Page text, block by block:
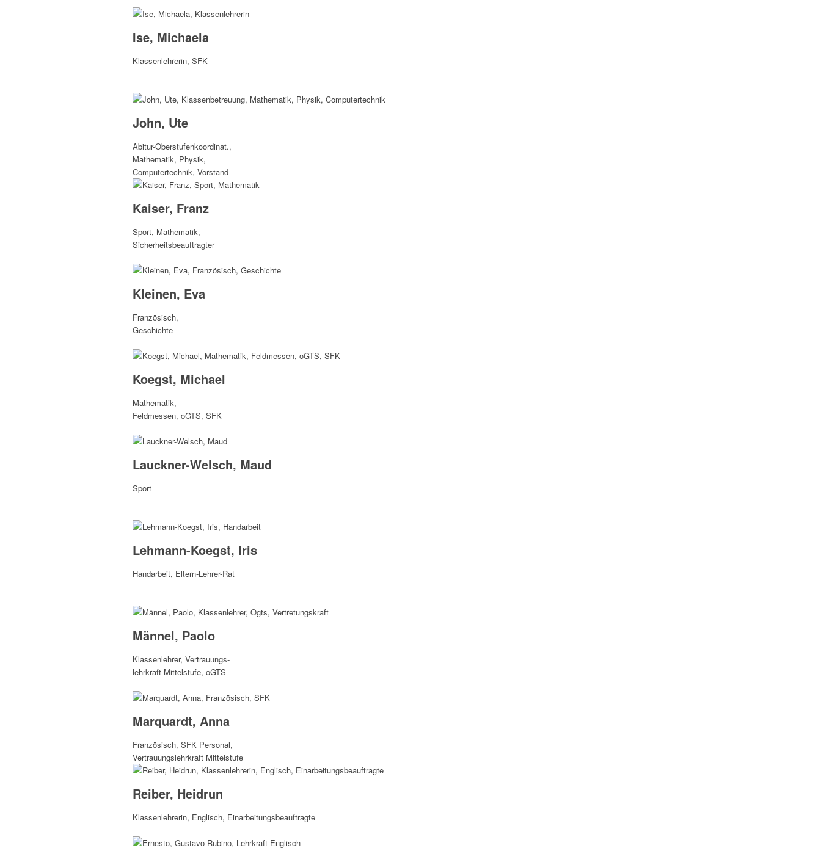
Ise, Michaela
Klassenlehrerin, SFK
John, Ute
Abitur-Oberstufenkoordinat.,
Mathematik, Physik,
Computertechnik, Vorstand
Kaiser, Franz
Sport, Mathematik,
Sicherheitsbeauftragter
Kleinen, Eva
Französisch,
Geschichte
Koegst, Michael
Mathematik,
Feldmessen, oGTS, SFK
Lauckner-Welsch, Maud
Sport
Lehmann-Koegst, Iris
Handarbeit, Eltern-Lehrer-Rat
Männel, Paolo
Klassenlehrer, Vertrauungs-
lehrkraft Mittelstufe, oGTS
Marquardt, Anna
Französisch, SFK Personal,
Vertrauungslehrkraft Mittelstufe
Reiber, Heidrun
Klassenlehrerin, Englisch, Einarbeitungs­beauftragte